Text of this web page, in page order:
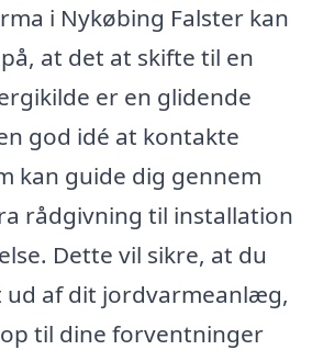
i Nykøbing Falster kan
at det at skifte til en
er en glidende
god idé at kontakte
kan guide dig gennem
rådgivning til installation
Dette vil sikre, at du
ud af dit jordvarmeanlæg,
til dine forventninger